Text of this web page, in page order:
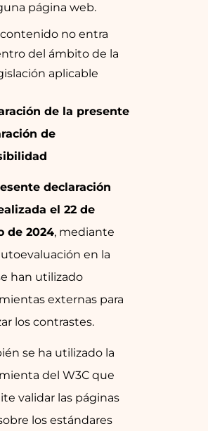
página web.
no entra
del ámbito de la
aplicable
de la presente
de
declaración
el 22 de
de 2024, mediante
en la
han utilizado
externas para
los contrastes.
se ha utilizado la
del W3C que
validar las páginas
los estándares